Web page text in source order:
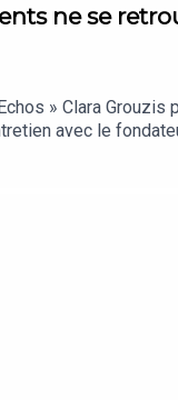
ne se
» Clara
avec le
beaucoup… mais
par
Réalisation :
Sons : France